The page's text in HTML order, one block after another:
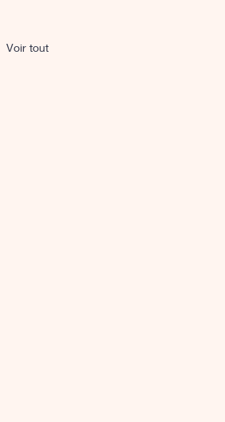
Voir tout